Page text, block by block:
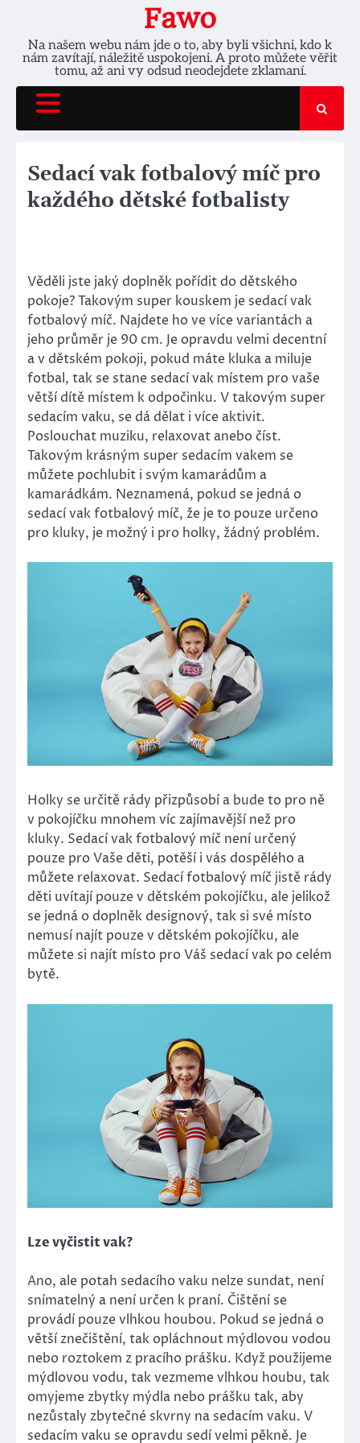
content
Fawo
Na našem webu nám jde o to, aby byli všichni, kdo k
nám zavítají, náležitě uspokojeni. A proto můžete věřit
tomu, až ani vy odsud neodejdete zklamaní.
Sedací vak fotbalový míč pro
každého dětské fotbalisty
Věděli jste jaký doplněk pořídit do dětského
pokoje? Takovým super kouskem je sedací vak
fotbalový míč. Najdete ho ve více variantách a
jeho průměr je 90 cm. Je opravdu velmi decentní
a v dětském pokoji, pokud máte kluka a miluje
fotbal, tak se stane sedací vak místem pro vaše
větší dítě místem k odpočinku. V takovým super
sedacím vaku, se dá dělat i více aktivit.
Poslouchat muziku, relaxovat anebo číst.
Takovým krásným super sedacím vakem se
můžete pochlubit i svým kamarádům a
kamarádkám. Neznamená, pokud se jedná o
sedací vak fotbalový míč, že je to pouze určeno
pro kluky, je možný i pro holky, žádný problém.
Holky se určitě rády přizpůsobí a bude to pro ně
v pokojíčku mnohem víc zajímavější než pro
kluky. Sedací vak fotbalový míč není určený
pouze pro Vaše děti, potěší i vás dospělého a
můžete relaxovat. Sedací fotbalový míč jistě rády
děti uvítají pouze v dětském pokojíčku, ale jelikož
se jedná o doplněk designový, tak si své místo
nemusí najít pouze v dětském pokojíčku, ale
můžete si najít místo pro Váš sedací vak po celém
bytě.
Lze vyčistit vak?
Ano, ale potah sedacího vaku nelze sundat, není
snímatelný a není určen k praní. Čištění se
provádí pouze vlhkou houbou. Pokud se jedná o
větší znečištění, tak opláchnout mýdlovou vodou
nebo roztokem z pracího prášku. Když použijeme
mýdlovou vodu, tak vezmeme vlhkou houbu, tak
omyjeme zbytky mýdla nebo prášku tak, aby
nezůstaly zbytečné skvrny na sedacím vaku. V
sedacím vaku se opravdu sedí velmi pěkně. Je